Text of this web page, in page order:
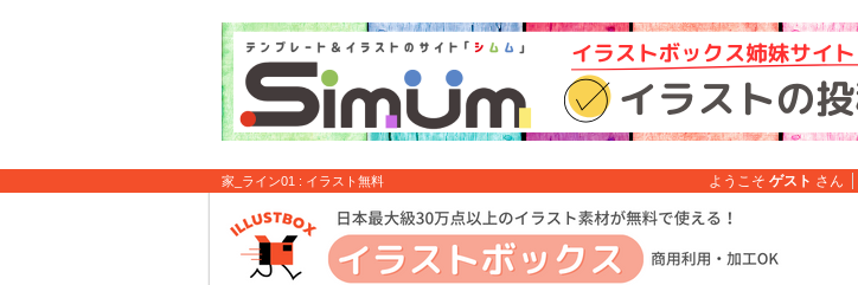
家_ライン01 : イラスト無料 ようこそ ゲスト さん